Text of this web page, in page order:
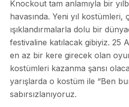
Knockout tam anlamıyla bir
havasında. Yeni yıl kostümleri,
ışıklandırmalarla dolu bir
festivaline katılacak gibiyiz. 25
en az bir kere girecek olan
kostümleri kazanma şansı
yarışlarda o kostüm ile “Ben
sabırsızlanıyoruz.